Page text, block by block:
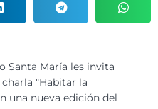
Santa María les invita
"Habitar la
una nueva edición del